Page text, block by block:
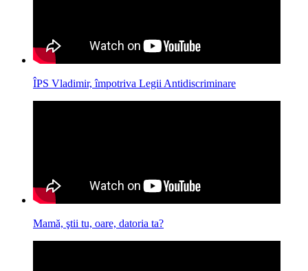
ÎPS Vladimir, împotriva Legii Antidiscriminare
Mamă, ştii tu, oare, datoria ta?